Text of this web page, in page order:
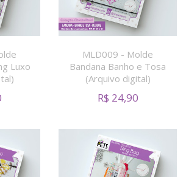
Luxo
MLD009 - Molde
Bandana Banho e Tosa
(Arquivo digital)
R$ 24,90